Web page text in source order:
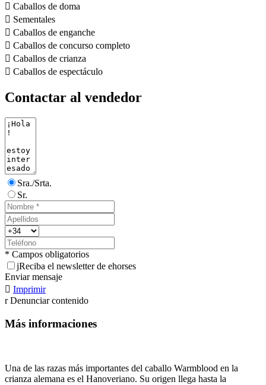
 Caballos de doma
 Sementales
 Caballos de enganche
 Caballos de concurso completo
 Caballos de crianza
 Caballos de espectáculo
Contactar al vendedor
Sra./Srta.
Sr.
* Campos obligatorios
jReciba el newsletter de ehorses
Enviar mensaje
 Imprimir
r Denunciar contenido
Más informaciones
Una de las razas más importantes del caballo Warmblood en la
crianza alemana es el Hanoveriano. Su origen llega hasta la